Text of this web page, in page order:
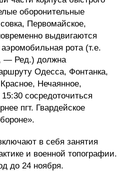
оборонительные
Первомайское,
выдвигаются
рота (т.е.
— Ред.) должна
Одесса, Фонтанка,
Нечаянное,
сосредоточиться
пгт. Гвардейское
в себя занятия
и военной топографии.
до 24 ноября.